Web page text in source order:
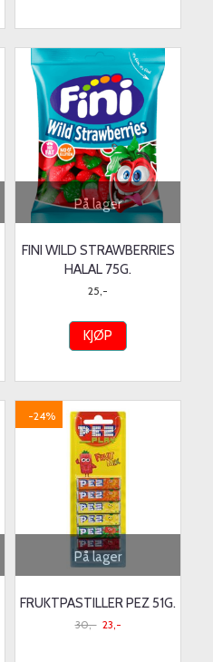
På lager
FINI WILD STRAWBERRIES
HALAL 75G.
25,-
KJØP
På lager
-24%
FRUKTPASTILLER PEZ 51G.
30,- 23,-